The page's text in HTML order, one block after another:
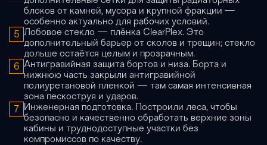
блоков от камней, мусора и крупной фракции —
особенно актуально для рабочих условий.
5 Лобовое стекло — плёнка ClearPlex. Это
дополнительный барьер от сколов и трещин; стекло
дольше остаётся целым и прозрачным.
6 Антигравийная защита бортов и низа. Борта и
нижнюю часть закрыли антигравийной
полиуретановой пленкой — там самая интенсивная
зона пескоструя и ударов.
7
Инженерная подготовка. Построили леса, чтобы
безопасно и качественно обработать верхние зоны
кабины и труднодоступные участки без
компромиссов по качеству.